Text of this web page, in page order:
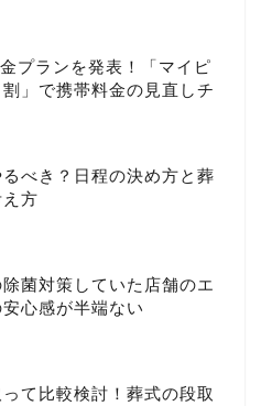
プランを発表！「マイピ
」で携帯料金の見直しチ
べき？日程の決め方と葬
方
菌対策していた店舗のエ
心感が半端ない
て比較検討！葬式の段取